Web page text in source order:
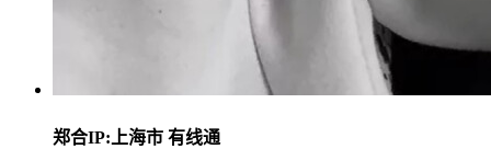
郑合IP:上海市 有线通